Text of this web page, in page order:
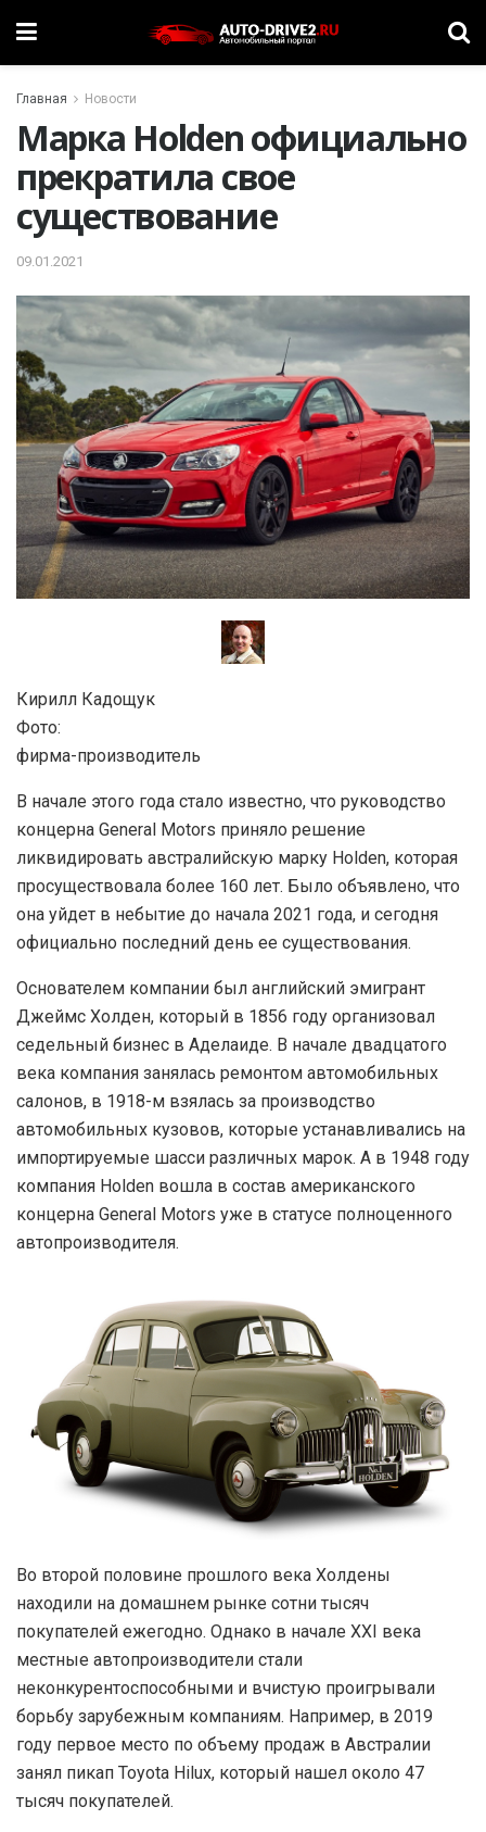
Главная Новости
Марка Holden официально
прекратила свое
существование
09.01.2021
Кирилл Кадощук
Фото:
фирма-производитель
В начале этого года стало известно, что руководство
концерна General Motors приняло решение
ликвидировать австралийскую марку Holden, которая
просуществовала более 160 лет. Было объявлено, что
она уйдет в небытие до начала 2021 года, и сегодня
официально последний день ее существования.
Основателем компании был английский эмигрант
Джеймс Холден, который в 1856 году организовал
седельный бизнес в Аделаиде. В начале двадцатого
века компания занялась ремонтом автомобильных
салонов, в 1918-м взялась за производство
автомобильных кузовов, которые устанавливались на
импортируемые шасси различных марок. А в 1948 году
компания Holden вошла в состав американского
концерна General Motors уже в статусе полноценного
автопроизводителя.
Во второй половине прошлого века Холдены
находили на домашнем рынке сотни тысяч
покупателей ежегодно. Однако в начале XXI века
местные автопроизводители стали
неконкурентоспособными и вчистую проигрывали
борьбу зарубежным компаниям. Например, в 2019
году первое место по объему продаж в Австралии
занял пикап Toyota Hilux, который нашел около 47
тысяч покупателей.